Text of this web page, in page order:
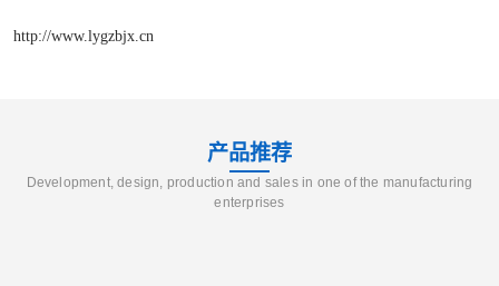
http://www.lygzbjx.cn
产品推荐
Development, design, production and sales in one of the manufacturing
enterprises